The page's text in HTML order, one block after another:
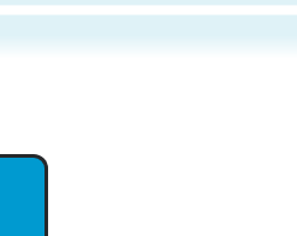
クン」について解説してる記事が少